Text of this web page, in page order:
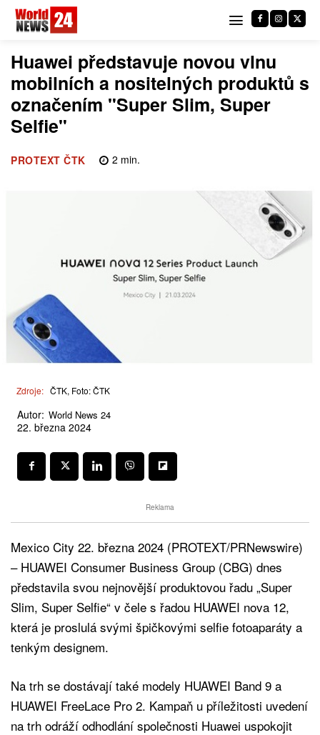
Huawei představuje novou vlnu
mobilních a nositelných produktů s
označením "Super Slim, Super
Selfie"
PROTEXT ČTK 2 min.
Zdroje: ČTK, Foto: ČTK
Autor: World News 24
22. března 2024
Reklama
Mexico City 22. března 2024 (PROTEXT/PRNewswire)
– HUAWEI Consumer Business Group (CBG) dnes
představila svou nejnovější produktovou řadu „Super
Slim, Super Selfie“ v čele s řadou HUAWEI nova 12,
která je proslulá svými špičkovými selfie fotoaparáty a
tenkým designem.
Na trh se dostávají také modely HUAWEI Band 9 a
HUAWEI FreeLace Pro 2. Kampaň u příležitosti uvedení
na trh odráží odhodlání společnosti Huawei uspokojit